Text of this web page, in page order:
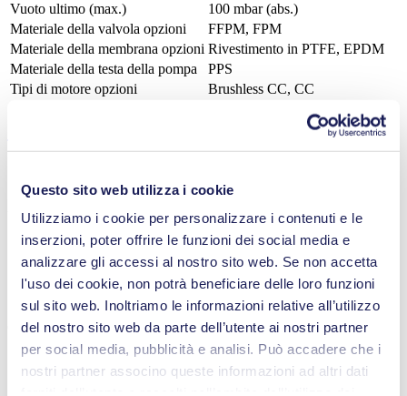
Questo sito web utilizza i cookie
Utilizziamo i cookie per personalizzare i contenuti e le
inserzioni, poter offrire le funzioni dei social media e
analizzare gli accessi al nostro sito web. Se non accetta
l'uso dei cookie, non potrà beneficiare delle loro funzioni
sul sito web. Inoltriamo le informazioni relative all’utilizzo
del nostro sito web da parte dell’utente ai nostri partner
per social media, pubblicità e analisi. Può accadere che i
nostri partner associno queste informazioni ad altri dati
Vuoto ultimo (max.)
100 mbar (abs.)
Materiale della valvola opzioni
FFPM, FPM
Materiale della membrana opzioni Rivestimento in PTFE, EPDM
Materiale della testa della pompa
PPS
Tipi di motore opzioni
Brushless CC, CC
Vantaggi
Affidabilità eccezionale
Trasferimento senza contaminazione
Esente da manutenzione
Motore regolabile digitalmente
Caratteristiche
Pompa a membrana